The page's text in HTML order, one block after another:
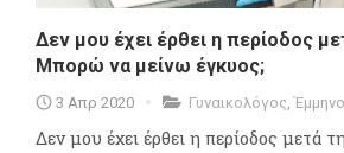
Δεν μου έχει έρθει η περίοδος
Μπορώ να μείνω έγκυος;
3 Απρ 2020 Γυναικολόγος,
Δεν μου έχει έρθει η περίοδος μετά